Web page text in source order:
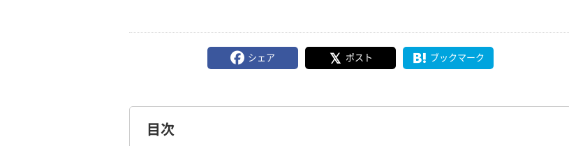
シェア ポスト ブックマーク
目次